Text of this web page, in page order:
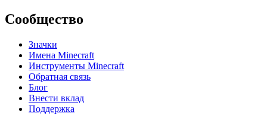
Сообщество
Значки
Имена Minecraft
Инструменты Minecraft
Обратная связь
Блог
Внести вклад
Поддержка